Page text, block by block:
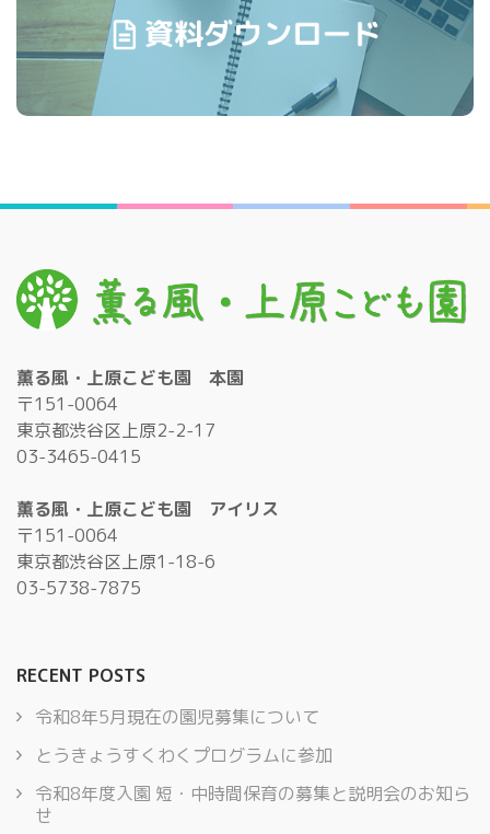
薫る風・上原こども園 本園
〒151-0064
東京都渋谷区上原2-2-17
03-3465-0415
薫る風・上原こども園 アイリス
〒151-0064
東京都渋谷区上原1-18-6
03-5738-7875
RECENT POSTS
令和8年5月現在の園児募集について
とうきょうすくわくプログラムに参加
令和8年度入園 短・中時間保育の募集と説明会のお知ら
せ